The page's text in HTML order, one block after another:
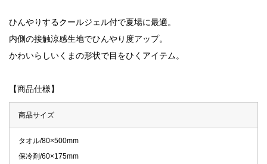
ひんやりするクールジェル付で夏場に最適。
内側の接触涼感生地でひんやり度アップ。
かわいらしいくまの形状で目をひくアイテム。
【商品仕様】
商品サイズ
タオル/80×500mm
保冷剤/60×175mm